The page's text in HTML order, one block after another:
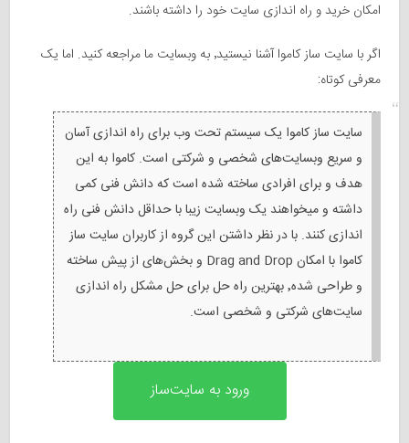
امکان خرید و راه اندازی سایت خود را داشته باشند.
اگر با سایت ساز کاموا آشنا نیستید٬‌ به وبسایت ما مراجعه کنید. اما یک
معرفی کوتاه:
سایت ساز کاموا یک سیستم تحت وب برای راه اندازی آسان
و سریع وبسایت‌های شخصی و شرکتی است. کاموا به این
هدف و برای افرادی ساخته شده است که دانش فنی کمی
داشته و میخواهند یک وبسایت زیبا با حداقل دانش فنی راه
اندازی کنند. با در نظر داشتن این گروه از کاربران سایت ساز
کاموا با امکان Drag and Drop و بخش‌های از پیش ساخته
و طراحی شده٬ بهترین راه حل برای حل مشکل راه اندازی
سایت‌های شرکتی و شخصی است.
ورود به سایت‌ساز